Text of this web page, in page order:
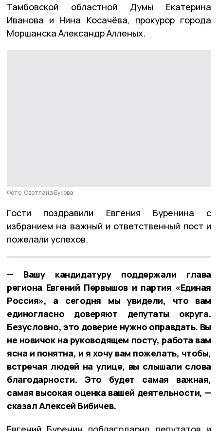
Тамбовской областной Думы Екатерина
Иванова и Нина Косачёва, прокурор города
Моршанска Александр Алленых.
Фото: Светлана Букова
Гости поздравили Евгения Буренина с
избранием на важный и ответственный пост и
пожелали успехов.
— Вашу кандидатуру поддержали глава
региона Евгений Первышов и партия «Единая
Россия», а сегодня мы увидели, что вам
единогласно доверяют депутаты округа.
Безусловно, это доверие нужно оправдать. Вы
не новичок на руководящем посту, работа вам
ясна и понятна, и я хочу вам пожелать, чтобы,
встречая людей на улице, вы слышали слова
благодарности. Это будет самая важная,
самая высокая оценка вашей деятельности, —
сказал Алексей Бибичев.